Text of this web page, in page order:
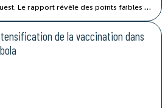
Le rapport révèle des points faibles de
crise de santé, soulignant sous forme
n'est pas vaincue malgré la baisse
de la vaccination dans